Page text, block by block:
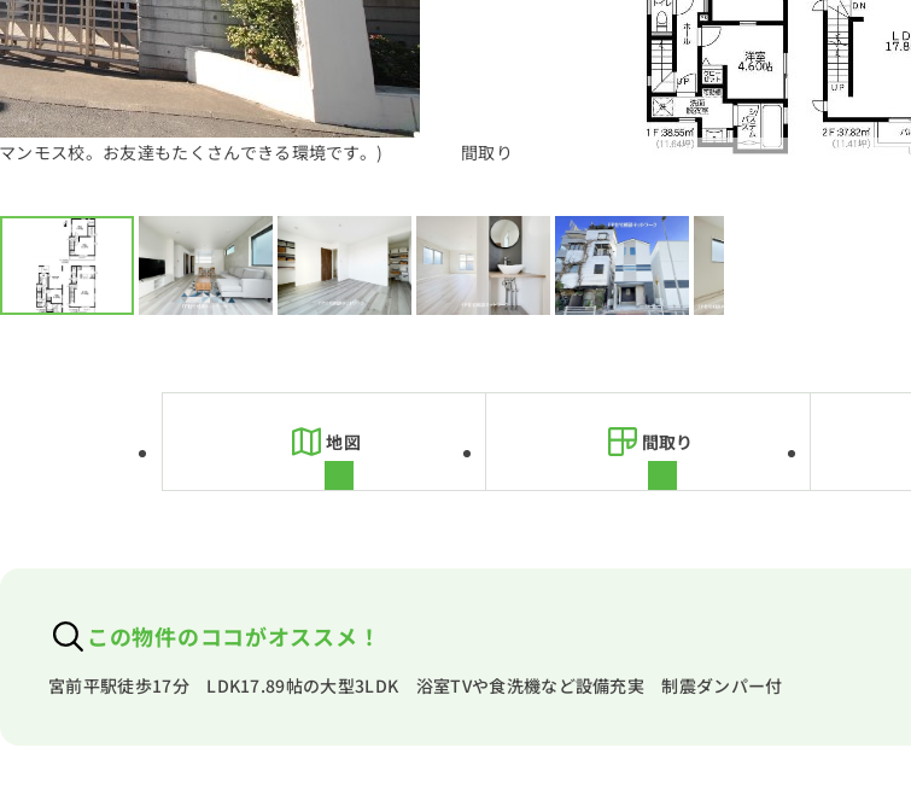
間取り
ンモス校。お友達もたくさんできる環境です。)
地図 間取り
この物件のココがオススメ！
宮前平駅徒歩17分 LDK17.89帖の大型3LDK 浴室TVや食洗機など設備充実 制震ダンパー付